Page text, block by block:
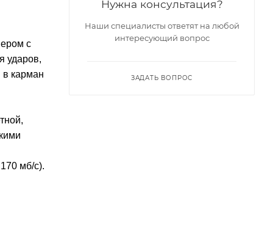
с
ударов,
карман
мб/c).
Нужна консультация?
Наши специалисты ответят на любой
интересующий вопрос
ЗАДАТЬ ВОПРОС